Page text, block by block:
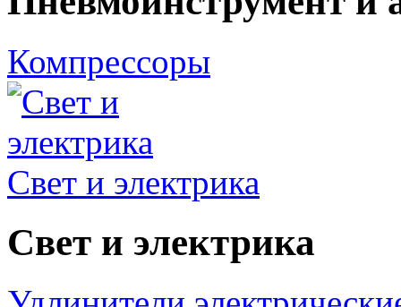
Компрессоры
Свет и электрика
Свет и электрика